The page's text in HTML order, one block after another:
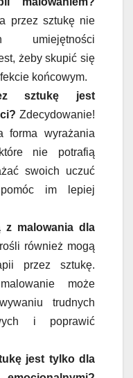
przez sztukę nie
umiejętności
żeby skupić się
końcowym.
sztukę jest
Zdecydowanie!
forma wyrażania
nie potrafią
swoich uczuć
im lepiej
z malowania dla
również mogą
przez sztukę.
może
trudnych
i poprawić
jest tylko dla